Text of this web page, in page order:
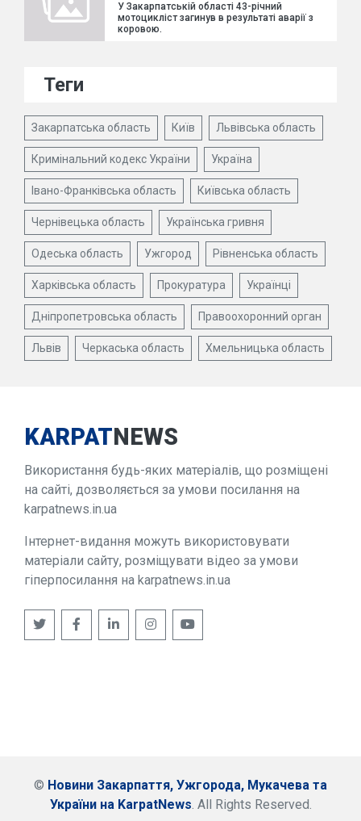
У Закарпатській області 43-річний
мотоцикліст загинув в результаті аварії з
коровою.
Теги
Закарпатська область Київ Львівська область
Кримінальний кодекс України Україна
Івано-Франківська область Київська область
Чернівецька область Українська гривня
Одеська область Ужгород Рівненська область
Харківська область Прокуратура Українці
Дніпропетровська область Правоохоронний орган
Львів Черкаська область Хмельницька область
KARPATNEWS
Використання будь-яких матеріалів, що розміщені
на сайті, дозволяється за умови посилання на
karpatnews.in.ua
Інтернет-видання можуть використовувати
матеріали сайту, розміщувати відео за умови
гіперпосилання на karpatnews.in.ua
© Новини Закарпаття, Ужгорода, Мукачева та
України на KarpatNews. All Rights Reserved.